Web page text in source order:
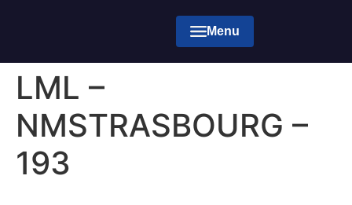
Menu
LML –
NMSTRASBOURG –
193